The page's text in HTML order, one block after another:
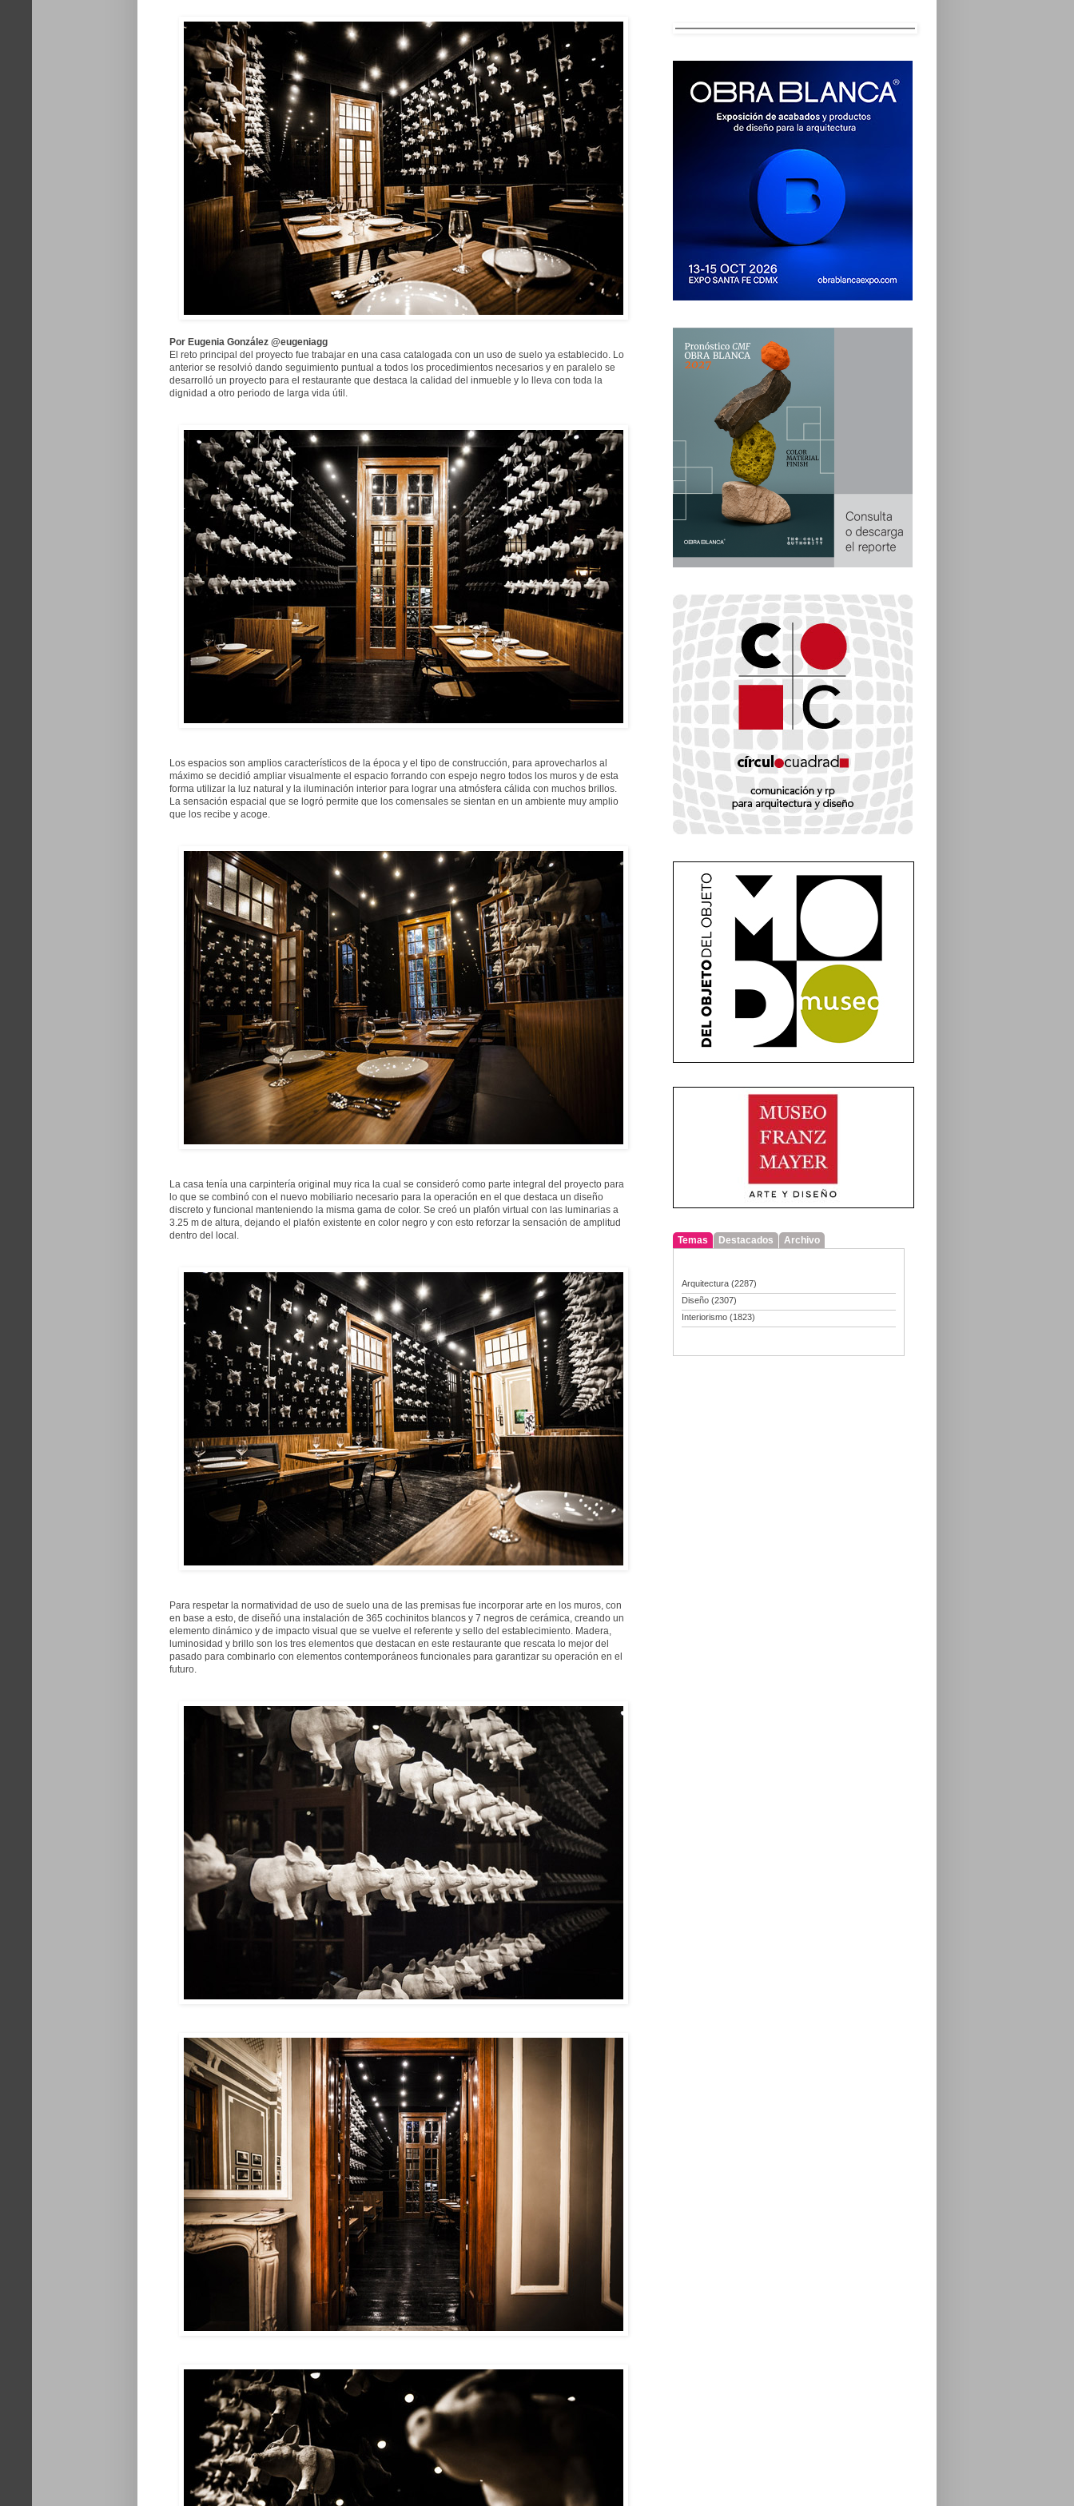
Por Eugenia González @eugeniagg
El reto principal del proyecto fue trabajar en una casa catalogada con un uso de suelo ya establecido. Lo
anterior se resolvió dando seguimiento puntual a todos los procedimientos necesarios y en paralelo se
desarrolló un proyecto para el restaurante que destaca la calidad del inmueble y lo lleva con toda la
dignidad a otro periodo de larga vida útil.
Los espacios son amplios característicos de la época y el tipo de construcción, para aprovecharlos al
máximo se decidió ampliar visualmente el espacio forrando con espejo negro todos los muros y de esta
forma utilizar la luz natural y la iluminación interior para lograr una atmósfera cálida con muchos brillos.
La sensación espacial que se logró permite que los comensales se sientan en un ambiente muy amplio
que los recibe y acoge.
La casa tenía una carpintería original muy rica la cual se consideró como parte integral del proyecto para
lo que se combinó con el nuevo mobiliario necesario para la operación en el que destaca un diseño
discreto y funcional manteniendo la misma gama de color. Se creó un plafón virtual con las luminarias a
3.25 m de altura, dejando el plafón existente en color negro y con esto reforzar la sensación de amplitud
dentro del local.
Para respetar la normatividad de uso de suelo una de las premisas fue incorporar arte en los muros, con
en base a esto, de diseñó una instalación de 365 cochinitos blancos y 7 negros de cerámica, creando un
elemento dinámico y de impacto visual que se vuelve el referente y sello del establecimiento. Madera,
luminosidad y brillo son los tres elementos que destacan en este restaurante que rescata lo mejor del
pasado para combinarlo con elementos contemporáneos funcionales para garantizar su operación en el
futuro.
Temas Destacados Archivo
Arquitectura (2287)
Diseño (2307)
Interiorismo (1823)